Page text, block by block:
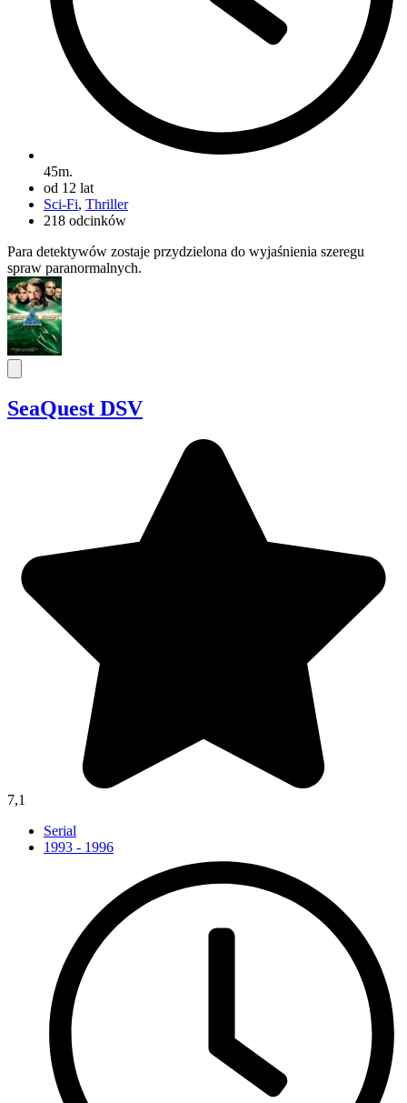
45m.
od 12 lat
Sci-Fi, Thriller
218 odcinków
Para detektywów zostaje przydzielona do wyjaśnienia szeregu
spraw paranormalnych.
SeaQuest DSV
7,1
Serial
1993 - 1996